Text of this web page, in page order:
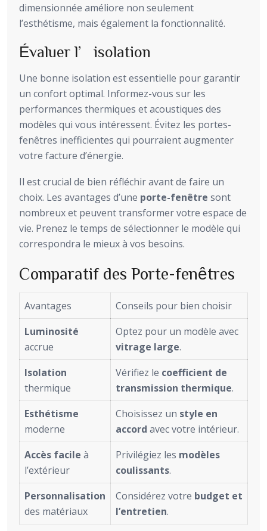
dimensionnée améliore non seulement
l’esthétisme, mais également la fonctionnalité.
Évaluer l’isolation
Une bonne isolation est essentielle pour garantir
un confort optimal. Informez-vous sur les
performances thermiques et acoustiques des
modèles qui vous intéressent. Évitez les portes-
fenêtres inefficientes qui pourraient augmenter
votre facture d’énergie.
Il est crucial de bien réfléchir avant de faire un
choix. Les avantages d’une porte-fenêtre sont
nombreux et peuvent transformer votre espace de
vie. Prenez le temps de sélectionner le modèle qui
correspondra le mieux à vos besoins.
Comparatif des Porte-fenêtres
Avantages
Conseils pour bien choisir
Luminosité
accrue
Optez pour un modèle avec
vitrage large.
Isolation
thermique
Vérifiez le coefficient de
transmission thermique.
Esthétisme
moderne
Choisissez un style en
accord avec votre intérieur.
Accès facile à
l’extérieur
Privilégiez les modèles
coulissants.
Personnalisation
des matériaux
Considérez votre budget et
l’entretien.